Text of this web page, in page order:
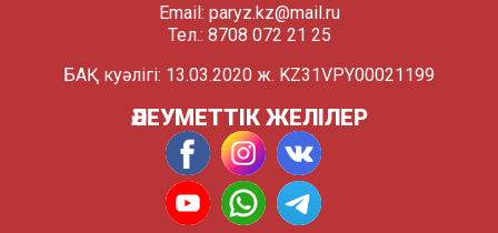
Email: paryz.kz@mail.ru
Тел.: 8708 072 21 25
БАҚ куәлігі: 13.03.2020 ж. KZ31VPY00021199
ӘЛЕУМЕТТІК ЖЕЛІЛЕР